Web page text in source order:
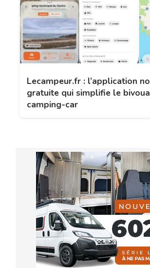
Lecampeur.fr : l’application
gratuite qui simplifie le
camping-car